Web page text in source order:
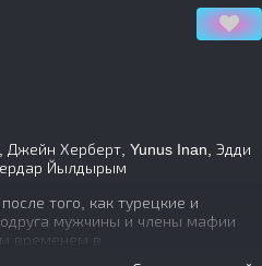
Джейн Херберт, Yunus Inan, Эдди
Йылдырым
того, как турецкие и
мужчины и члены мафии
временем в